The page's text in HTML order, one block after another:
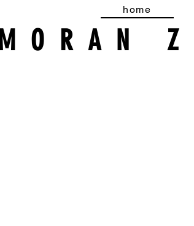
home